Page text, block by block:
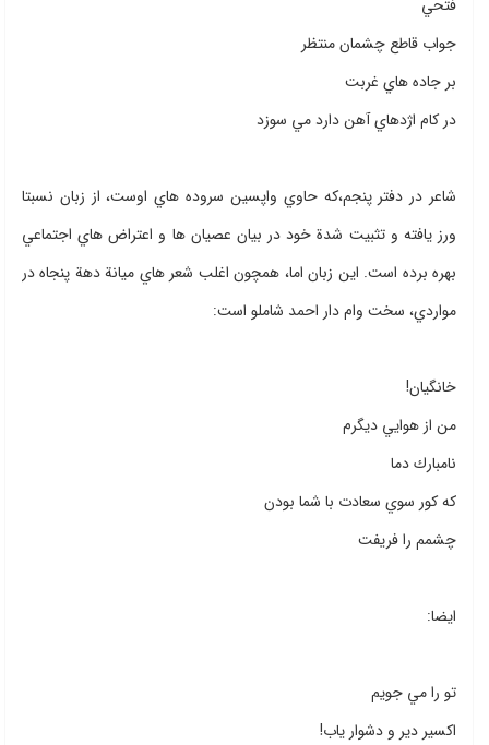
فتحي
جواب قاطع چشمان منتظر
بر جاده هاي غربت
در كام اژدهاي آهن دارد مي سوزد
شاعر در دفتر پنجم،‌كه حاوي واپسين سروده هاي اوست، از زبان نسبتا
ورز يافته و تثبيت شدة خود در بيان عصيان ها و اعتراض هاي اجتماعي
بهره برده است. اين زبان اما، همچون اغلب شعر هاي ميانة دهة پنجاه در
مواردي، سخت وام دار احمد شاملو است:
خانگيان!
من از هوايي ديگرم
نامبارك دما
كه كور سوي سعادت با شما بودن
چشمم را فريفت
ايضا:
تو را مي جويم
اكسير دير و دشوار ياب!